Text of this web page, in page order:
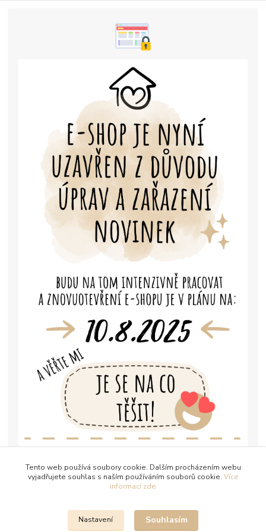
Tento web používá soubory cookie. Dalším procházením webu
vyjadřujete souhlas s naším používáním souborů cookie. Více
informací zde
Nastavení Souhlasím